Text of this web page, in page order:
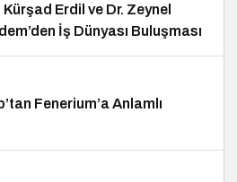
Kürşad Erdil ve Dr. Zeynel
İş Dünyası Buluşması
Fenerium’a Anlamlı